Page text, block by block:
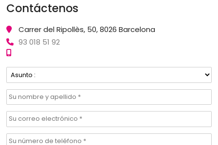
Contáctenos
Carrer del Ripollès, 50, 8026 Barcelona
93 018 51 92